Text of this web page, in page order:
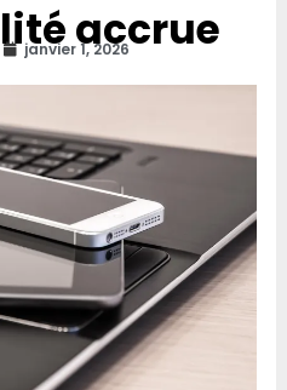
accrue
janvier 1, 2026